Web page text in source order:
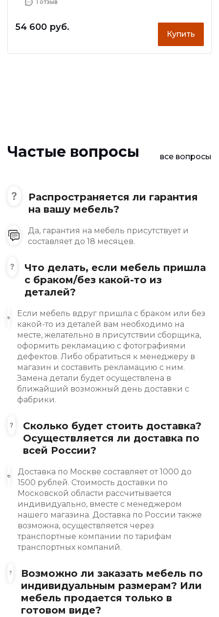
1 отзыв
54 600 руб.
Купить
Частые вопросы все вопросы
Распространяется ли гарантия
на вашу мебель?
Да, гарантия на мебель присутствует и
составляет до 18 месяцев.
Что делать, если мебель пришла
с браком/без какой-то из
деталей?
Если мебель вдруг пришла с браком или без
какой-то из деталей вам необходимо на
месте, желательно в присутствии сборщика,
оформить рекламацию с фотографиями
дефектов. Либо обратиться к менеджеру в
магазин и составить рекламацию с ним.
Замена детали будет осуществлена в
ближайший возможный день доставки с
фабрики.
Сколько будет стоить доставка?
Осуществляется ли доставка по
всей России?
Доставка по Москве составляет от 1000 до
1500 рублей. Стоимость доставки по
Московской области рассчитывается
индивидуально, вместе с менеджером
нашего магазина. Доставка по России также
возможна, осуществляется через
транспортные компании по тарифам
транспортных компаний.
Возможно ли заказать мебель по
индивидуальным размерам? Или
мебель продается только в
готовом виде?